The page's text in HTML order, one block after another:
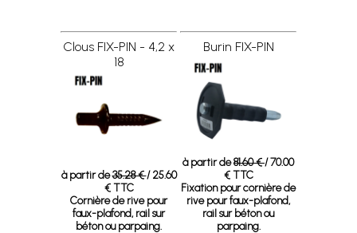
Clous FIX-PIN - 4,2 x
18
à partir de35.28 €/ 25.60
€ TTC
Cornière de rive pour
faux-plafond, rail sur
béton ou parpaing.
Burin FIX-PIN
à partir de81.60 €/ 70.00
€ TTC
Fixation pour cornière de
rive pour faux-plafond,
rail sur béton ou
parpaing.